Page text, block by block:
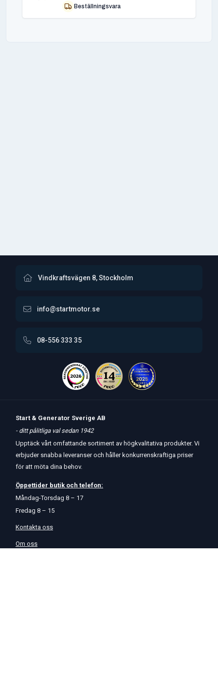
Beställningsvara
Vindkraftsvägen 8, Stockholm
info@startmotor.se
08-556 333 35
Start & Generator Sverige AB
- ditt pålitliga val sedan 1942
Upptäck vårt omfattande sortiment av högkvalitativa produkter. Vi
erbjuder snabba leveranser och håller konkurrenskraftiga priser
för att möta dina behov.
Öppettider butik och telefon:
Måndag-Torsdag 8 – 17
Fredag 8 – 15
Kontakta oss
Om oss